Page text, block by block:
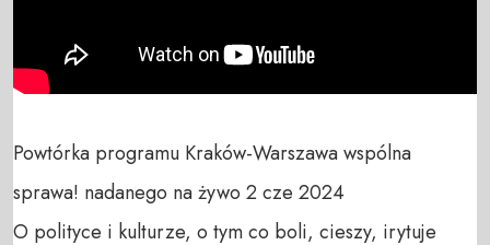
Powtórka programu Kraków-Warszawa wspólna
sprawa! nadanego na żywo 2 cze 2024
O polityce i kulturze, o tym co boli, cieszy, irytuje